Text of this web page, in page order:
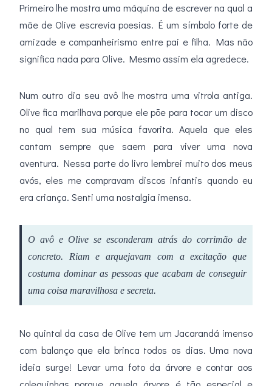
Primeiro lhe mostra uma máquina de escrever na qual a
mãe de Olive escrevia poesias. É um símbolo forte de
amizade e companheirismo entre pai e filha. Mas não
significa nada para Olive. Mesmo assim ela agredece.
Num outro dia seu avô lhe mostra uma vitrola antiga.
Olive fica marilhava porque ele põe para tocar um disco
no qual tem sua música favorita. Aquela que eles
cantam sempre que saem para viver uma nova
aventura. Nessa parte do livro lembrei muito dos meus
avós, eles me compravam discos infantis quando eu
era criança. Senti uma nostalgia imensa.
O avô e Olive se esconderam atrás do corrimão de
concreto. Riam e arquejavam com a excitação que
costuma dominar as pessoas que acabam de conseguir
uma coisa maravilhosa e secreta.
No quintal da casa de Olive tem um Jacarandá imenso
com balanço que ela brinca todos os dias. Uma nova
ideia surge! Levar uma foto da árvore e contar aos